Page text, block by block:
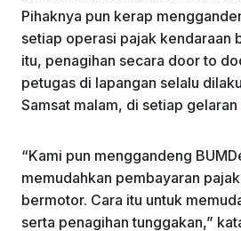
Pihaknya pun kerap
setiap operasi pajak kendaraan
itu, penagihan secara door to
petugas di lapangan selalu
Samsat malam, di setiap
“Kami pun menggandeng
memudahkan pembayaran
bermotor. Cara itu untuk
serta penagihan tunggakan,”